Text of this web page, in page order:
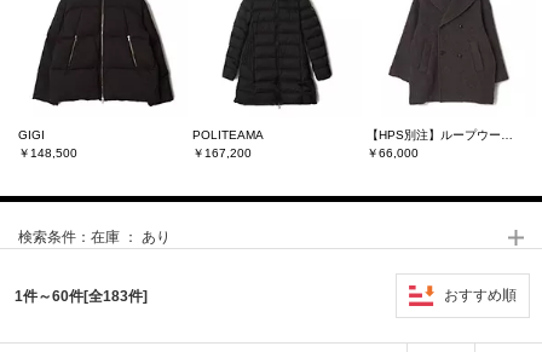
GIGI
￥148,500
POLITEAMA
￥167,200
￥66,000
検索条件： 在庫 ： あり
1件～60件[全183件] おすすめ順